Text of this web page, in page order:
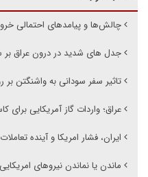
چالش‌ها و پیامدهای احتمالی
جدل های شدید در درون عراق بر
تاثیر سفر سودانی به واشنگتن بر
عراق؛ واردات گاز آمریکایی برای
ایران، فشار امریکا و آینده
ماندن یا نماندن نیروهای